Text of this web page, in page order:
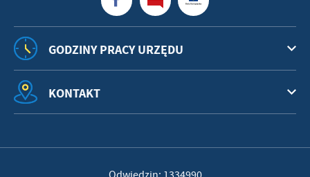
GODZINY PRACY URZĘDU
KONTAKT